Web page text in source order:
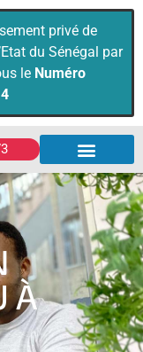
privé de
du Sénégal par
le Numéro
À